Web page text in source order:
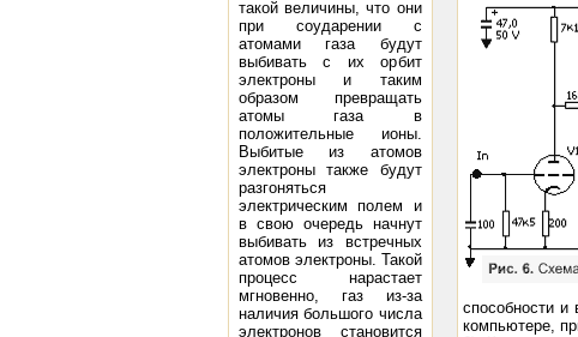
такой вели­чины, что они
при соударении с
атомами газа будут
выбивать с их орбит
электроны и таким
образом превращать
атомы газа в
положитель­ные ионы.
Выбитые из атомов
электроны также будут
разгоняться
электрическим полем и
в свою очередь начнут
выбивать из встречных
атомов электроны. Такой
процесс нарастает
мгновенно, газ из-за
наличия большого числа
электронов становится
способности
компьютере,